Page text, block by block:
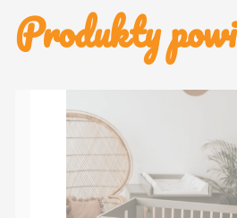
Produkty